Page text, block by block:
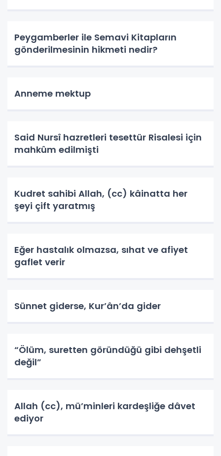
Peygamberler ile Semavi Kitapların
gönderilmesinin hikmeti nedir?
Anneme mektup
Said Nursî hazretleri tesettür Risalesi için
mahkûm edilmişti
Kudret sahibi Allah, (cc) kâinatta her
şeyi çift yaratmış
Eğer hastalık olmazsa, sıhat ve afiyet
gaflet verir
Sünnet giderse, Kur’ân’da gider
“Ölüm, suretten göründüğü gibi dehşetli
değil”
Allah (cc), mü’minleri kardeşliğe dâvet
ediyor